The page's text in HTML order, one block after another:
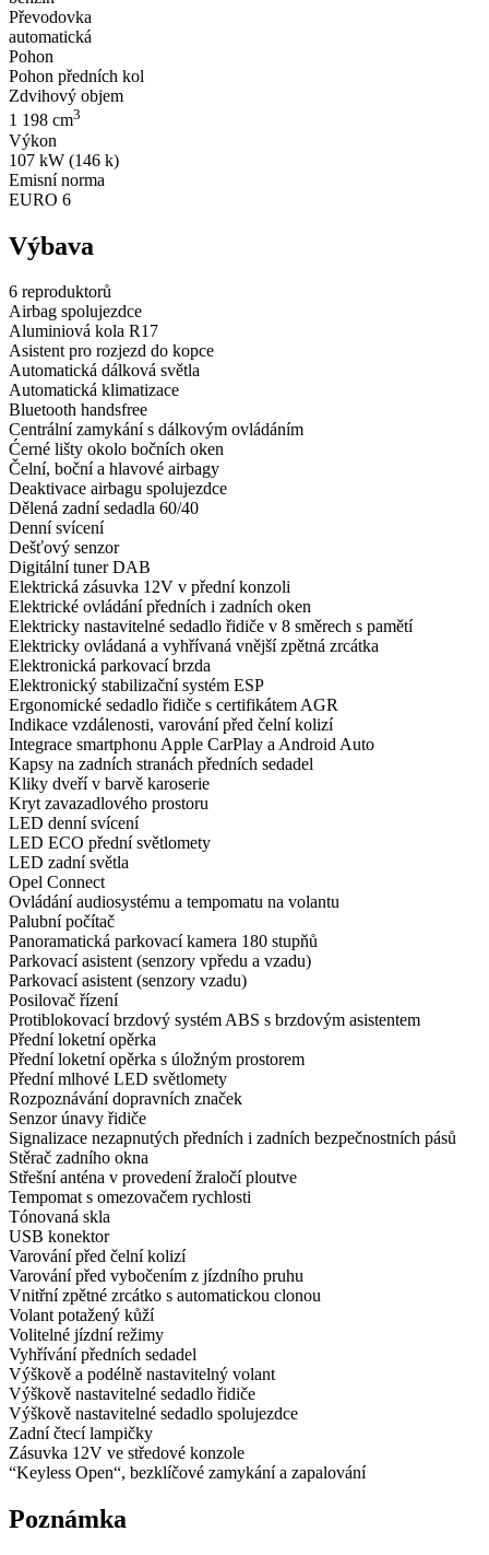
Převodovka
automatická
Pohon
Pohon předních kol
Zdvihový objem
1 198 cm3
Výkon
107 kW (146 k)
Emisní norma
EURO 6
Výbava
6 reproduktorů
Airbag spolujezdce
Aluminiová kola R17
Asistent pro rozjezd do kopce
Automatická dálková světla
Automatická klimatizace
Bluetooth handsfree
Centrální zamykání s dálkovým ovládáním
Ćerné lišty okolo bočních oken
Čelní, boční a hlavové airbagy
Deaktivace airbagu spolujezdce
Dělená zadní sedadla 60/40
Denní svícení
Dešťový senzor
Digitální tuner DAB
Elektrická zásuvka 12V v přední konzoli
Elektrické ovládání předních i zadních oken
Elektricky nastavitelné sedadlo řidiče v 8 směrech s pamětí
Elektricky ovládaná a vyhřívaná vnější zpětná zrcátka
Elektronická parkovací brzda
Elektronický stabilizační systém ESP
Ergonomické sedadlo řidiče s certifikátem AGR
Indikace vzdálenosti, varování před čelní kolizí
Integrace smartphonu Apple CarPlay a Android Auto
Kapsy na zadních stranách předních sedadel
Kliky dveří v barvě karoserie
Kryt zavazadlového prostoru
LED denní svícení
LED ECO přední světlomety
LED zadní světla
Opel Connect
Ovládání audiosystému a tempomatu na volantu
Palubní počítač
Panoramatická parkovací kamera 180 stupňů
Parkovací asistent (senzory vpředu a vzadu)
Parkovací asistent (senzory vzadu)
Posilovač řízení
Protiblokovací brzdový systém ABS s brzdovým asistentem
Přední loketní opěrka
Přední loketní opěrka s úložným prostorem
Přední mlhové LED světlomety
Rozpoznávání dopravních značek
Senzor únavy řidiče
Signalizace nezapnutých předních i zadních bezpečnostních pásů
Stěrač zadního okna
Střešní anténa v provedení žraločí ploutve
Tempomat s omezovačem rychlosti
Tónovaná skla
USB konektor
Varování před čelní kolizí
Varování před vybočením z jízdního pruhu
Vnitřní zpětné zrcátko s automatickou clonou
Volant potažený kůží
Volitelné jízdní režimy
Vyhřívání předních sedadel
Výškově a podélně nastavitelný volant
Výškově nastavitelné sedadlo řidiče
Výškově nastavitelné sedadlo spolujezdce
Zadní čtecí lampičky
Zásuvka 12V ve středové konzole
“Keyless Open“, bezklíčové zamykání a zapalování
Poznámka